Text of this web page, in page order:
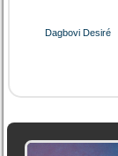
Dagbovi Desiré